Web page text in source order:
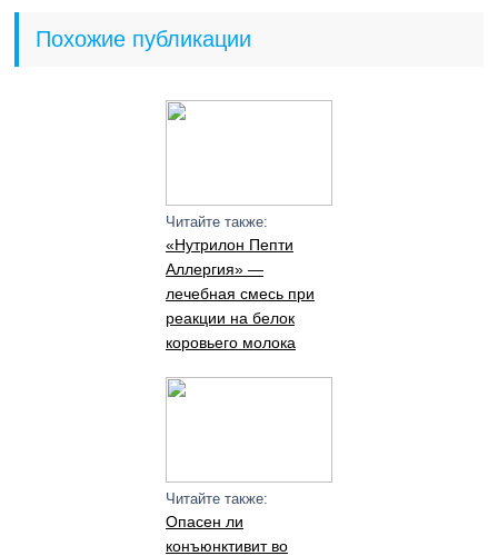
Похожие публикации
Читайте также:
«Нутрилон Пепти
Аллергия» —
лечебная смесь при
реакции на белок
коровьего молока
Читайте также:
Опасен ли
конъюнктивит во